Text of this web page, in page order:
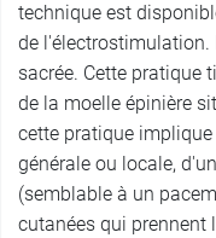
technique est
de
sacrée. Cette pratique
de la moelle épinière
cette pratique
générale ou locale,
(semblable à un
cutanées qui prennent